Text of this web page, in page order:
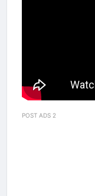
POST ADS 2